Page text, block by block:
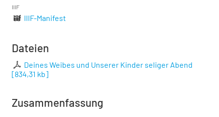
IIIF
IIIF-Manifest
Dateien
Deines Weibes und Unserer Kinder seliger Abend
[834,31 kb]
Zusammenfassung